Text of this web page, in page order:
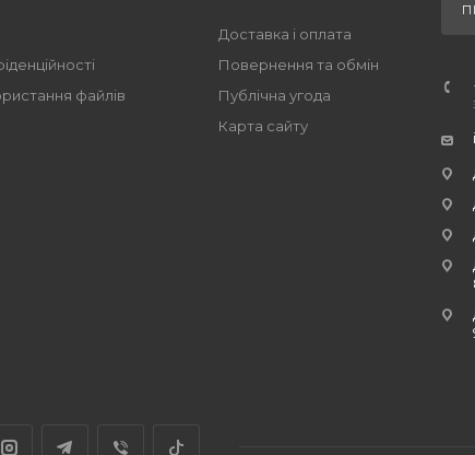
файлів
Доставка і оплата
Повернення та обмін
Публічна угода
Карта сайту